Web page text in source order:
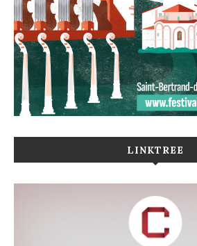
LINKTREE